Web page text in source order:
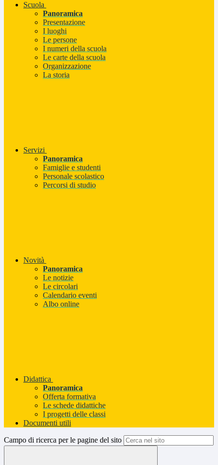
Scuola
Panoramica
Presentazione
I luoghi
Le persone
I numeri della scuola
Le carte della scuola
Organizzazione
La storia
Servizi
Panoramica
Famiglie e studenti
Personale scolastico
Percorsi di studio
Novità
Panoramica
Le notizie
Le circolari
Calendario eventi
Albo online
Didattica
Panoramica
Offerta formativa
Le schede didattiche
I progetti delle classi
Documenti utili
Campo di ricerca per le pagine del sito